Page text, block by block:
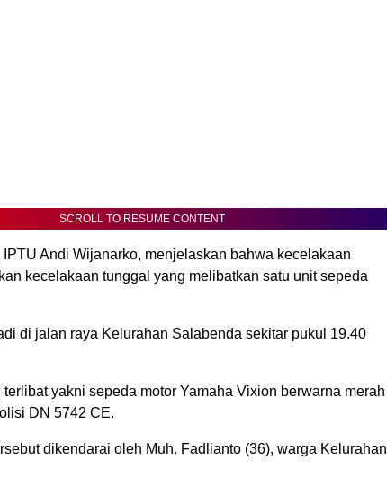
SCROLL TO RESUME CONTENT
IPTU Andi Wijanarko, menjelaskan bahwa kecelakaan
kecelakaan tunggal yang melibatkan satu unit sepeda
di jalan raya Kelurahan Salabenda sekitar pukul 19.40
terlibat yakni sepeda motor Yamaha Vixion berwarna merah
DN 5742 CE.
dikendarai oleh Muh. Fadlianto (36), warga Kelurahan